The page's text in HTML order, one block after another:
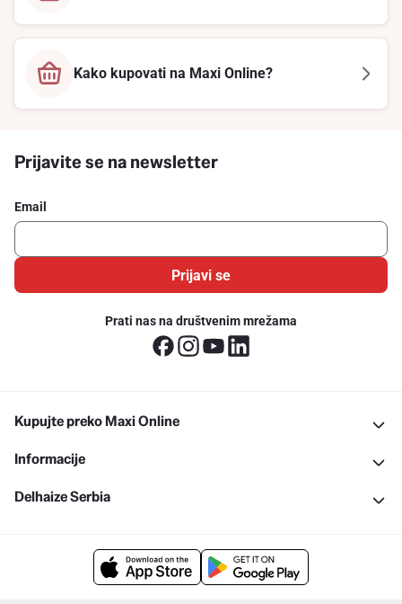
Kako kupovati na Maxi Online?
Prijavite se na newsletter
Email
Prijavi se
Prati nas na društvenim mrežama
Kupujte preko Maxi Online
Informacije
Delhaize Serbia